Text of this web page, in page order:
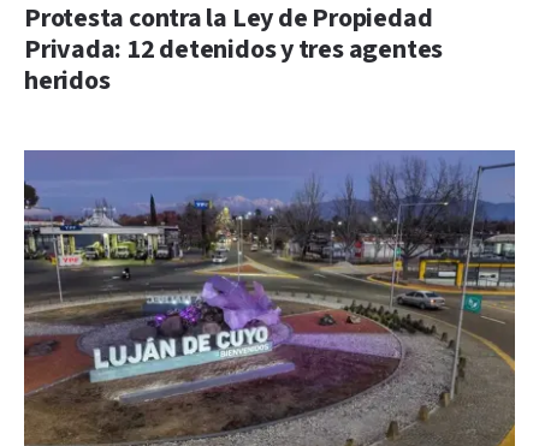
Protesta contra la Ley de Propiedad
Privada: 12 detenidos y tres agentes
heridos